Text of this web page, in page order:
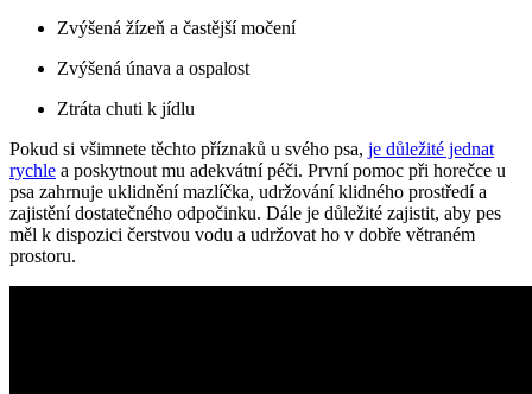
Zvýšená žízeň a častější močení
Zvýšená únava a ospalost
Ztráta chuti k jídlu
Pokud si všimnete těchto​ příznaků u svého psa, je důležité jednat
rychle a poskytnout mu adekvátní péči. První pomoc při horečce u
psa zahrnuje uklidnění mazlíčka,⁣ udržování klidného prostředí a
zajistění⁣ dostatečného odpočinku. Dále je důležité zajistit, ​aby pes
měl k dispozici čerstvou vodu a udržovat ho v dobře větraném
prostoru.